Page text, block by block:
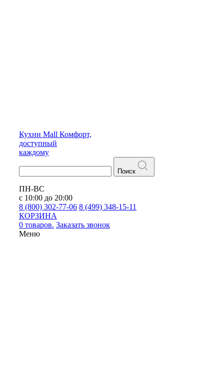
Кухни Mall Комфорт,
доступный
каждому
Поиск
ПН-ВС
с 10:00 до 20:00
8 (800) 302-77-06 8 (499) 348-15-11
КОРЗИНА
0 товаров. Заказать звонок
Меню